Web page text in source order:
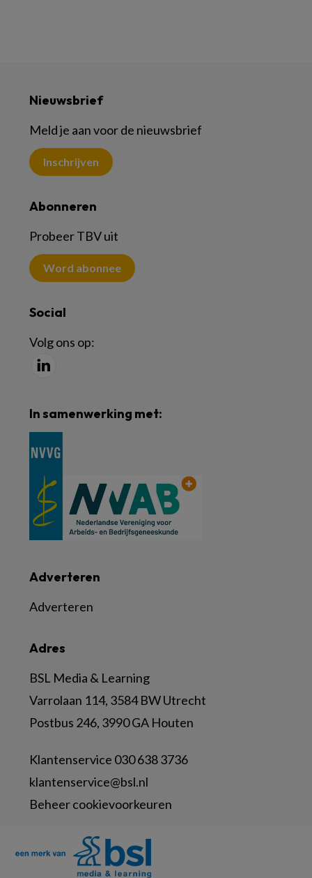
Nieuwsbrief
Meld je aan voor de nieuwsbrief
Inschrijven
Abonneren
Probeer TBV uit
Word abonnee
Social
Volg ons op:
Adres
BSL Media & Learning
Varrolaan 114, 3584 BW Utrecht
Postbus 246, 3990 GA Houten
Klantenservice 030 638 3736
klantenservice@bsl.nl
Beheer cookievoorkeuren
Adverteren
Adverteren
In samenwerking met: